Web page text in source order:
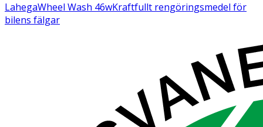
LahegaWheel Wash 46wKraftfullt rengöringsmedel för
bilens fälgar